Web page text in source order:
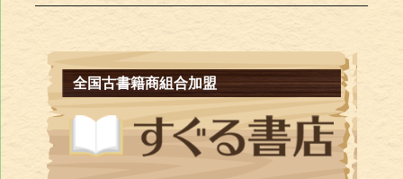
全国古書籍商組合加盟